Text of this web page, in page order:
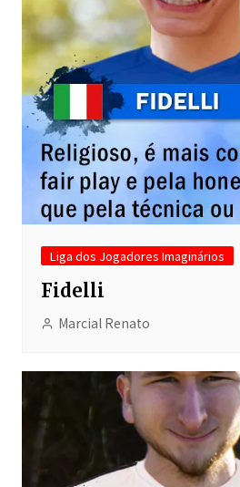
Liga dos Jogadores Imaginários
Fidelli
Marcial Renato